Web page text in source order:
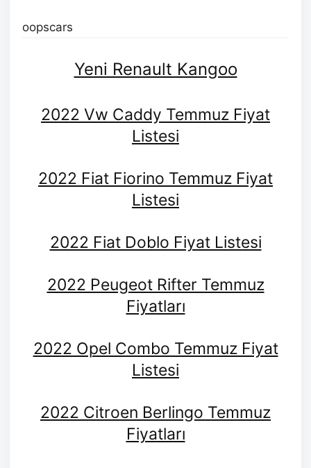
oopscars
Yeni Renault Kangoo
2022 Vw Caddy Temmuz Fiyat
Listesi
2022 Fiat Fiorino Temmuz Fiyat
Listesi
2022 Fiat Doblo Fiyat Listesi
2022 Peugeot Rifter Temmuz
Fiyatları
2022 Opel Combo Temmuz Fiyat
Listesi
2022 Citroen Berlingo Temmuz
Fiyatları